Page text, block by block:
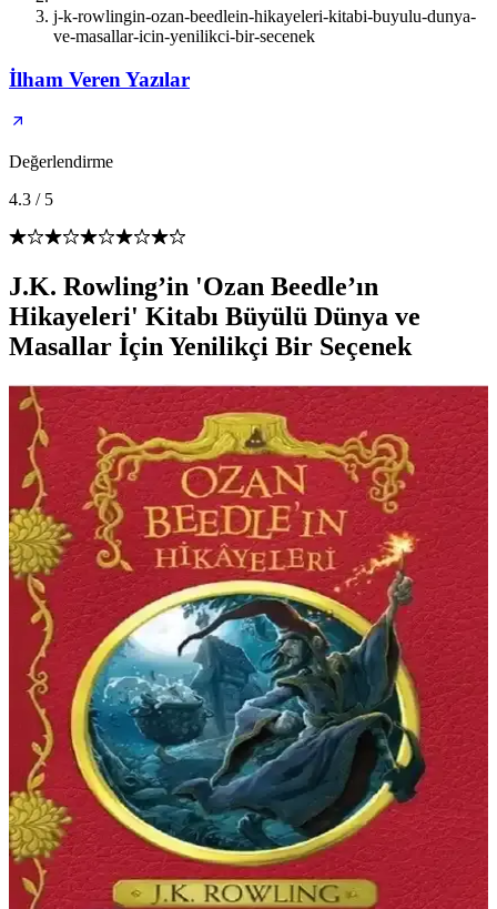
j-k-rowlingin-ozan-beedlein-hikayeleri-kitabi-buyulu-dunya-
ve-masallar-icin-yenilikci-bir-secenek
İlham Veren Yazılar
Değerlendirme
4.3 / 5
J.K. Rowling’in 'Ozan Beedle’ın
Hikayeleri' Kitabı Büyülü Dünya ve
Masallar İçin Yenilikçi Bir Seçenek